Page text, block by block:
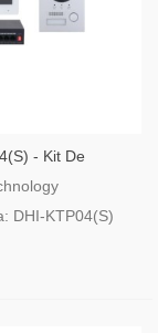
- Kit De
Con Video
DHI-KTP04(S)